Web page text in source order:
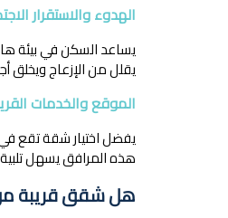
الهدوء والاستقرار
يساعد السكن في بيئة
يقلل من الإزعاج ويخلق
الموقع والخدمات
يفضل اختيار شقة تقع في
هذه المرافق يسهل تلبية
هل شقق قريبة من